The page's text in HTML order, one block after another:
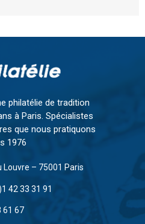
philatélie de tradition
à Paris. Spécialistes
que nous pratiquons
1976
Louvre – 75001 Paris
42 33 31 91
61 67